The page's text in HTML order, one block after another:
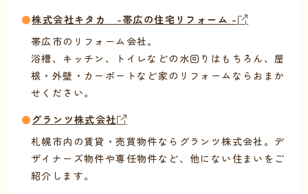
●株式会社キタカ -帯広の住宅リフォーム -
帯広市のリフォーム会社。
浴槽、キッチン、トイレなどの水回りはもちろん、屋
根・外壁・カーポートなど家のリフォームならおまか
せください。
● グランツ株式会社
札幌市内の賃貸・売買物件ならグランツ株式会社。デ
ザイナーズ物件や専任物件など、他にない住まいをご
紹介します。